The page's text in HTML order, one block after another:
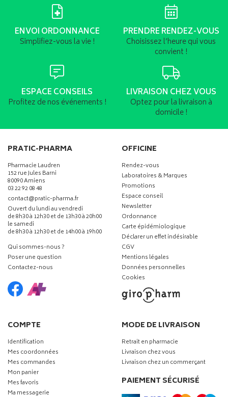
ENVOI ORDONNANCE
Simplifiez-vous la vie !
PRENDRE RENDEZ-VOUS
Choisissez l’heure qui vous
convient !
ESPACE CONSEILS
Profitez de nos événements !
LIVRAISON CHEZ VOUS
Optez pour la livraison à
domicile !
PRATIC-PHARMA
Pharmacie Laudren
152 rue Jules Barni
80090 Amiens
03 22 92 08 48
contact-
@-
pratic-pharma.fr
Ouvert du lundi au vendredi
de 8h30 à 12h30 et de 13h30 à 20h00
le samedi
de 8h30 à 12h30 et de 14h00 à 19h00
Qui sommes-nous ?
Poser une question
Contactez-nous
OFFICINE
Rendez-vous
Laboratoires & Marques
Promotions
Espace conseil
Newsletter
Ordonnance
Carte épidémiologique
Déclarer un effet indésirable
CGV
Mentions légales
Données personnelles
Cookies
COMPTE
Identification
Mes coordonnées
Mes commandes
Mon panier
Mes favoris
Ma messagerie
MODE DE LIVRAISON
Retrait en pharmacie
Livraison chez vous
Livraison chez un commerçant
PAIEMENT SÉCURISÉ